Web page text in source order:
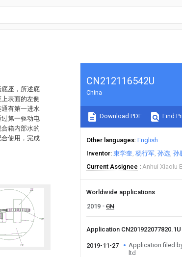
座，所述底
表面的左侧
有第一进水
第一驱动电
箱内部水的
使用，完成
CN212116542U
China
Download PDF Find
Other languages English
Inventor 束学奎 杨行军 孙选 孙
Current Assignee
Anhui Xiaolu
Worldwide applications
2019
CN
Application
2019-11-27
Application filed
ltd